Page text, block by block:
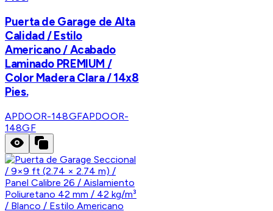
Puerta de Garage de Alta
Calidad / Estilo
Americano / Acabado
Laminado PREMIUM /
Color Madera Clara / 14x8
Pies.
APDOOR-148GFAPDOOR-
148GF